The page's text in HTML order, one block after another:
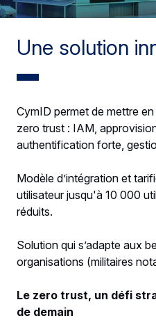
Une solution
CymID permet de mettre
zero trust : IAM,
authentification forte,
Modèle d’intégration et
utilisateur jusqu'à 10 000
réduits.
Solution qui s’adapte aux
organisations (militaires
Le zero trust, un défi
de demain